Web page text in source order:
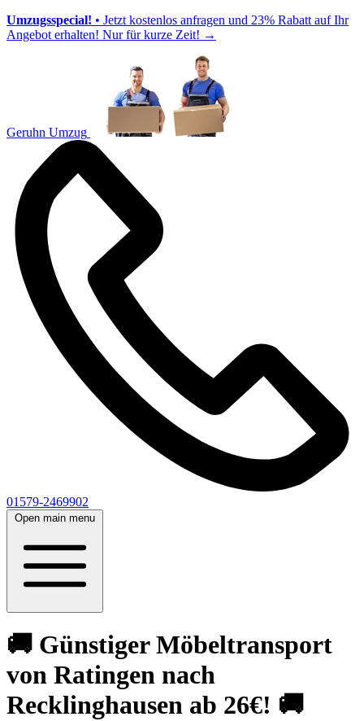
Umzugsspecial! • Jetzt kostenlos anfragen und 23% Rabatt auf Ihr
Angebot erhalten! Nur für kurze Zeit! →
Geruhn Umzug
01579-2469902
Open main menu
🚚 Günstiger Möbeltransport
von Ratingen nach
Recklinghausen ab 26€! 🚚